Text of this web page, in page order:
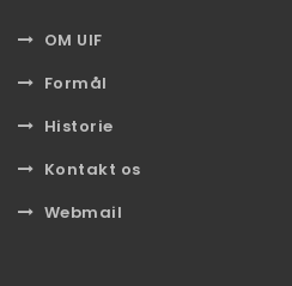
OM UIF
Formål
Historie
Kontakt os
Webmail